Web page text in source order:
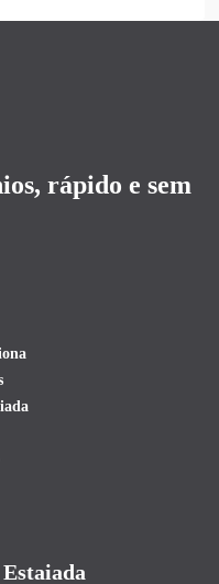
rápido e sem